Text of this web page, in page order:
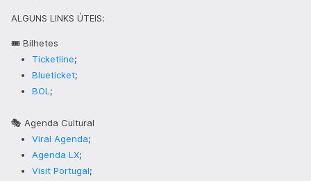
ALGUNS LINKS ÚTEIS:
🎟️ Bilhetes
Ticketline;
Blueticket;
BOL ;
🎭 Agenda Cultural
Viral Agenda;
Agenda LX;
Visit Portugal;